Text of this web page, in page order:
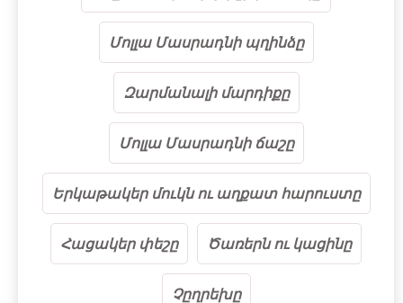
Մոլլա Մասրադնի պղինձը
Զարմանալի մարդիքը
Մոլլա Մասրադնի ճաշը
Երկաթակեր մուկն ու աղքատ հարուստը
Հացակեր փեշը Ծառերն ու կացինը
Չըղրեխը